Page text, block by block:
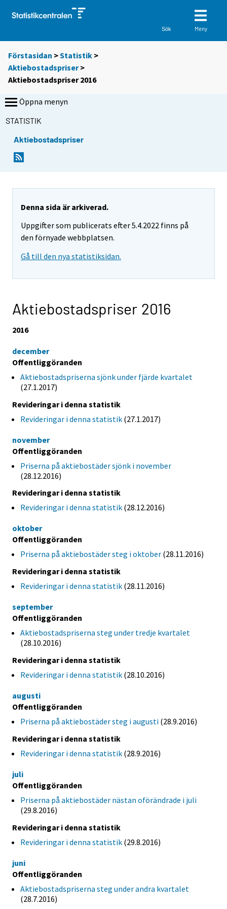
Sök Meny
Förstasidan >Statistik >
Aktiebostadspriser>
Aktiebostadspriser 2016
Öppna menyn
STATISTIK
Aktiebostadspriser
Denna sida är arkiverad.
Uppgifter som publicerats efter 5.4.2022 finns på
den förnyade webbplatsen.
Gå till den nya statistiksidan.
Aktiebostadspriser 2016
2016
december
Offentliggöranden
Aktiebostadspriserna sjönk under fjärde kvartalet
(27.1.2017)
Revideringar i denna statistik
Revideringar i denna statistik (27.1.2017)
november
Offentliggöranden
Priserna på aktiebostäder sjönk i november
(28.12.2016)
Revideringar i denna statistik
Revideringar i denna statistik (28.12.2016)
oktober
Offentliggöranden
Priserna på aktiebostäder steg i oktober (28.11.2016)
Revideringar i denna statistik
Revideringar i denna statistik (28.11.2016)
september
Offentliggöranden
Aktiebostadspriserna steg under tredje kvartalet
(28.10.2016)
Revideringar i denna statistik
Revideringar i denna statistik (28.10.2016)
augusti
Offentliggöranden
Priserna på aktiebostäder steg i augusti (28.9.2016)
Revideringar i denna statistik
Revideringar i denna statistik (28.9.2016)
juli
Offentliggöranden
Priserna på aktiebostäder nästan oförändrade i juli
(29.8.2016)
Revideringar i denna statistik
Revideringar i denna statistik (29.8.2016)
juni
Offentliggöranden
Aktiebostadspriserna steg under andra kvartalet
(28.7.2016)